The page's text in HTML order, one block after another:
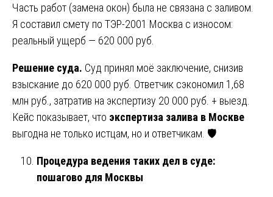
Часть работ (замена окон) была не связана с заливом.
Я составил смету по ТЭР-2001 Москва с износом:
реальный ущерб — 620 000 руб.
Решение суда. Суд принял моё заключение, снизив
взыскание до 620 000 руб. Ответчик сэкономил 1,68
млн руб., затратив на экспертизу 20 000 руб. + выезд.
Кейс показывает, что экспертиза залива в Москве
выгодна не только истцам, но и ответчикам. 🛡️
Процедура ведения таких дел в суде:
пошагово для Москвы